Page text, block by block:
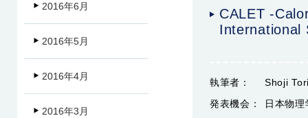
CALET -
International
執筆者：
Shoji
発表機会：
日本物
2016年6月
2016年5月
2016年4月
2016年3月